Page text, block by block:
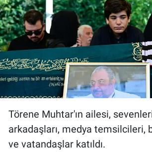
Törene Muhtar'ın ailesi,
arkadaşları, medya temsilcileri,
ve vatandaşlar katıldı.